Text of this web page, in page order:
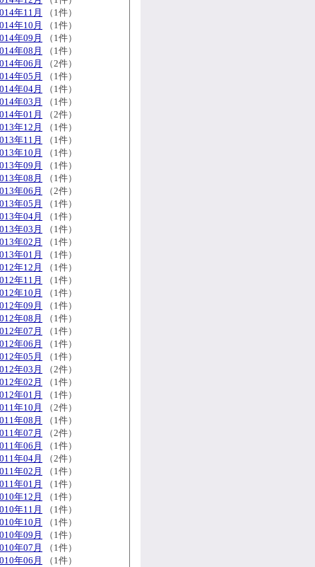
年11月
（1件）
年10月
（1件）
年09月
（1件）
年08月
（1件）
年06月
（2件）
年05月
（1件）
年04月
（1件）
年03月
（1件）
年01月
（2件）
年12月
（1件）
年11月
（1件）
年10月
（1件）
年09月
（1件）
年08月
（1件）
年06月
（2件）
年05月
（1件）
年04月
（1件）
年03月
（1件）
年02月
（1件）
年01月
（1件）
年12月
（1件）
年11月
（1件）
年10月
（1件）
年09月
（1件）
年08月
（1件）
年07月
（1件）
年06月
（1件）
年05月
（1件）
年03月
（2件）
年02月
（1件）
年01月
（1件）
年10月
（2件）
年08月
（1件）
年07月
（2件）
年06月
（1件）
年04月
（2件）
年02月
（1件）
年01月
（1件）
年12月
（1件）
年11月
（1件）
年10月
（1件）
年09月
（1件）
年07月
（1件）
年06月
（1件）